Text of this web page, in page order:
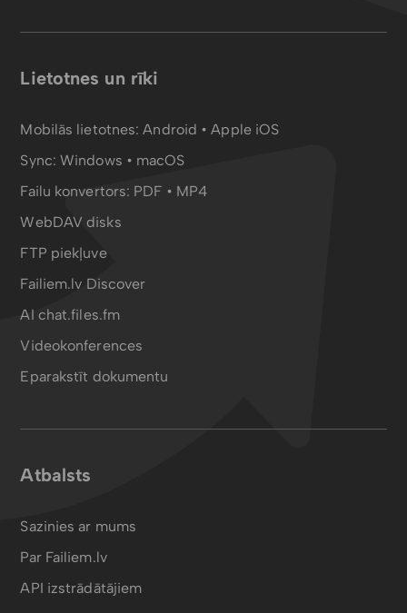
Lietotnes un rīki
Mobilās lietotnes:Android •Apple iOS
Sync:Windows • macOS
Failu konvertors: PDF • MP4
WebDAV disks
FTP piekļuve
Failiem.lv Discover
AI chat.files.fm
Videokonferences
Eparakstīt dokumentu
Atbalsts
Sazinies ar mums
Par Failiem.lv
API izstrādātājiem